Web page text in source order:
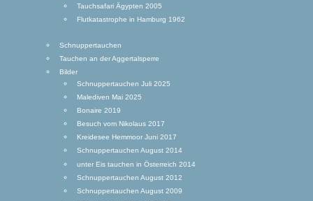
Tauchsafari Ägypten 2005
Flutkatastrophe in Hamburg 1962
Schnuppertauchen
Tauchen an der Aggertalsperre
Bilder
Schnuppertauchen Juli 2025
Malediven Mai 2025
Bonaire 2019
Besuch vom Nikolaus 2017
Kreidesee Hemmoor Juni 2017
Schnuppertauchen August 2014
unter Eis tauchen in Österreich 2014
Schnuppertauchen August 2012
Schnuppertauchen August 2009